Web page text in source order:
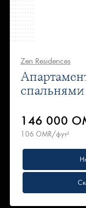
Zen Residences
спальнями
146 000
106 OMR/фут²